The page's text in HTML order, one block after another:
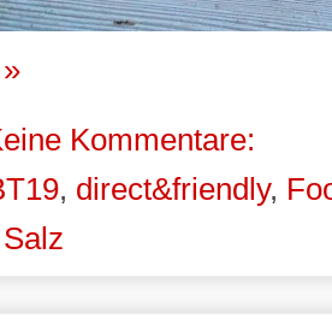
Kommentare:
, direct&friendly,
Salz